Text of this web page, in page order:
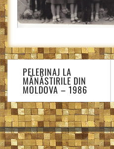
Navigare
în
articole
PELERINAJ LA
MÂNĂSTIRILE DIN
MOLDOVA – 1986